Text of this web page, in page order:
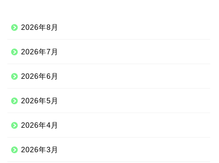
2026年8月
2026年7月
2026年6月
2026年5月
2026年4月
2026年3月